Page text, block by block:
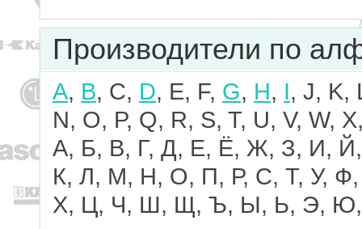
Производители по
A, B, C, D, E, F, G, H, I, J, K,
N, O, P, Q, R, S, T, U, V, W,
А, Б, В, Г, Д, Е, Ё, Ж, З, И, Й,
К, Л, М, Н, О, П, Р, С, Т, У, Ф,
Х, Ц, Ч, Ш, Щ, Ъ, Ы, Ь, Э,